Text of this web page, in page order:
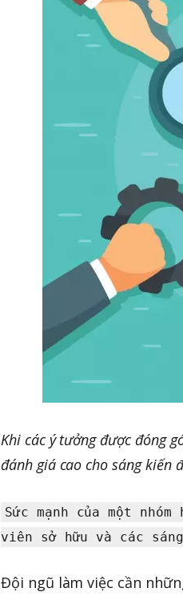
Khi các ý tưởng được đóng
đánh giá cao cho sáng kiến
Sức mạnh của một
viên sở hữu và các
Đội ngũ làm việc cần